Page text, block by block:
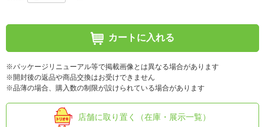
カートに入れる
※パッケージリニューアル等で掲載画像とは異なる場合があります
※開封後の返品や商品交換はお受けできません
※品薄の場合、購入数の制限が設けられている場合があります
店舗に取り置く（在庫・展示一覧）